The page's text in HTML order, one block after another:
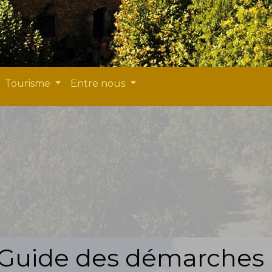
Tourisme Entre nous
des démarches